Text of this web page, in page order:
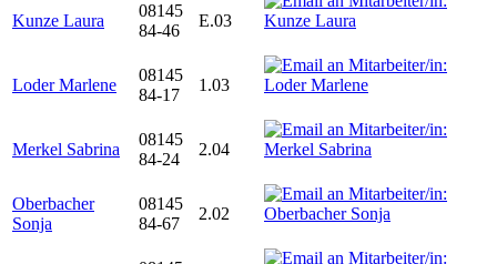
Kunze Laura
08145
84-46
E.03
Loder Marlene
08145
84-17
1.03
Merkel Sabrina
08145
84-24
2.04
Oberbacher
Sonja
08145
84-67
2.02